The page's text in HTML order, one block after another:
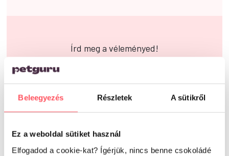
Beleegyezés Részletek A sütikről
Ez a weboldal sütiket használ
Elfogadod a cookie-kat? Ígérjük, nincs benne csokoládé
Írd meg a véleményed!
terméket?